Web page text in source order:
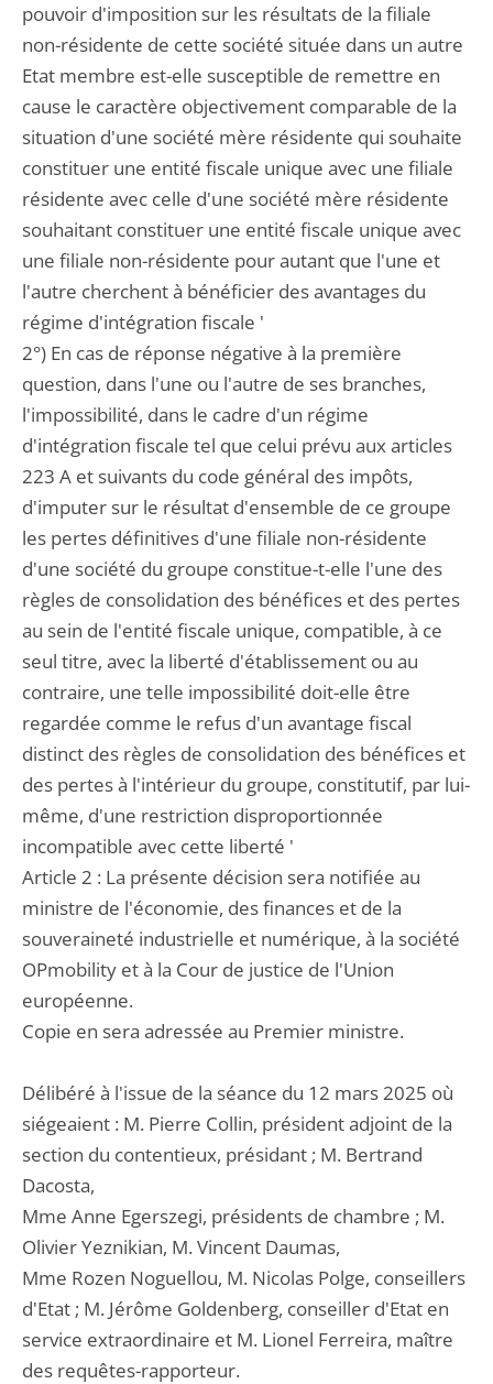
pouvoir d'imposition sur les résultats de la filiale
non-résidente de cette société située dans un autre
Etat membre est-elle susceptible de remettre en
cause le caractère objectivement comparable de la
situation d'une société mère résidente qui souhaite
constituer une entité fiscale unique avec une filiale
résidente avec celle d'une société mère résidente
souhaitant constituer une entité fiscale unique avec
une filiale non-résidente pour autant que l'une et
l'autre cherchent à bénéficier des avantages du
régime d'intégration fiscale '
2°) En cas de réponse négative à la première
question, dans l'une ou l'autre de ses branches,
l'impossibilité, dans le cadre d'un régime
d'intégration fiscale tel que celui prévu aux articles
223 A et suivants du code général des impôts,
d'imputer sur le résultat d'ensemble de ce groupe
les pertes définitives d'une filiale non-résidente
d'une société du groupe constitue-t-elle l'une des
règles de consolidation des bénéfices et des pertes
au sein de l'entité fiscale unique, compatible, à ce
seul titre, avec la liberté d'établissement ou au
contraire, une telle impossibilité doit-elle être
regardée comme le refus d'un avantage fiscal
distinct des règles de consolidation des bénéfices et
des pertes à l'intérieur du groupe, constitutif, par lui-
même, d'une restriction disproportionnée
incompatible avec cette liberté '
Article 2 : La présente décision sera notifiée au
ministre de l'économie, des finances et de la
souveraineté industrielle et numérique, à la société
OPmobility et à la Cour de justice de l'Union
européenne.
Copie en sera adressée au Premier ministre.
Délibéré à l'issue de la séance du 12 mars 2025 où
siégeaient : M. Pierre Collin, président adjoint de la
section du contentieux, présidant ; M. Bertrand
Dacosta,
Mme Anne Egerszegi, présidents de chambre ; M.
Olivier Yeznikian, M. Vincent Daumas,
Mme Rozen Noguellou, M. Nicolas Polge, conseillers
d'Etat ; M. Jérôme Goldenberg, conseiller d'Etat en
service extraordinaire et M. Lionel Ferreira, maître
des requêtes-rapporteur.